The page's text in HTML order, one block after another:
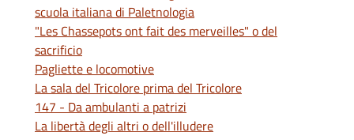
scuola italiana di Paletnologia
"Les Chassepots ont fait des merveilles" o del
sacrificio
Pagliette e locomotive
La sala del Tricolore prima del Tricolore
147 - Da ambulanti a patrizi
La libertà degli altri o dell'illudere